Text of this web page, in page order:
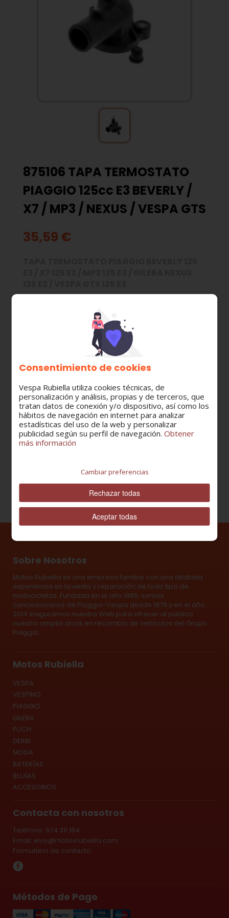
875106 TAPA TERMOSTATO
PIAGGIO 125cc E3 BEVERLY /
X7 / MP3 / NEXUS / VESPA GTS
35,59 €
GILERA NEXUS
CATEGORÍA:
Culata
Cantidad
Sobre Nosotros
Motos Rubiella es una empresa familiar con una dilatada
experiencia en la venta y reparación de todo tipo de
motocicletas. Fundada en el año 1965, somos
concesionarios de Piaggio-Vespa desde 1976 y en el año
2014 inaguramos nuestra Web para ofrecer al público
nuestro amplio stock en recambio de vehículos del Grupo
Piaggio.
Motos Rubiella
VESPA
VESPINO
PIAGGIO
GILERA
PUCH
DERBI
MODA
BATERÍAS
BUJÍAS
ACCESORIOS
Contacta con nosotros
Teléfono: 974 311 184
Email: eloy@motosrubiella.com
Formulario de contacto
Métodos de Pago
Consentimiento de cookies
Vespa Rubiella utiliza cookies técnicas, de
personalización y análisis, propias y de terceros, que
tratan datos de conexión y/o dispositivo, así como los
hábitos de navegación en internet para analizar
estadísticas del uso de la web y personalizar
publicidad según su perfil de navegación.Obtener
más información
Cambiar preferencias
Rechazar todas
Aceptar todas